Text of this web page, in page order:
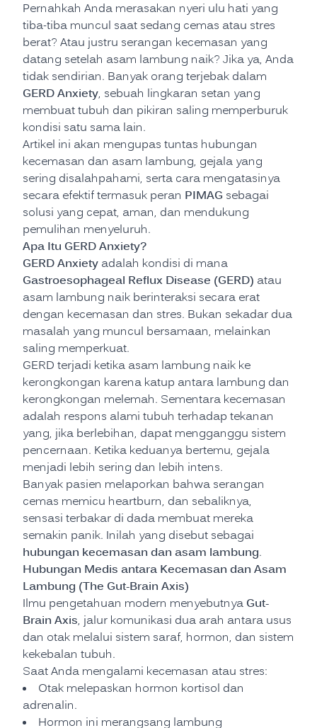
Pernahkah Anda merasakan nyeri ulu hati yang
tiba-tiba muncul saat sedang cemas atau stres
berat? Atau justru serangan kecemasan yang
datang setelah asam lambung naik? Jika ya, Anda
tidak sendirian. Banyak orang terjebak dalam
GERD Anxiety, sebuah lingkaran setan yang
membuat tubuh dan pikiran saling memperburuk
kondisi satu sama lain.
Artikel ini akan mengupas tuntas hubungan
kecemasan dan asam lambung, gejala yang
sering disalahpahami, serta cara mengatasinya
secara efektif termasuk peran PIMAG sebagai
solusi yang cepat, aman, dan mendukung
pemulihan menyeluruh.
Apa Itu GERD Anxiety?
GERD Anxiety adalah kondisi di mana
Gastroesophageal Reflux Disease (GERD) atau
asam lambung naik berinteraksi secara erat
dengan kecemasan dan stres. Bukan sekadar dua
masalah yang muncul bersamaan, melainkan
saling memperkuat.
GERD terjadi ketika asam lambung naik ke
kerongkongan karena katup antara lambung dan
kerongkongan melemah. Sementara kecemasan
adalah respons alami tubuh terhadap tekanan
yang, jika berlebihan, dapat mengganggu sistem
pencernaan. Ketika keduanya bertemu, gejala
menjadi lebih sering dan lebih intens.
Banyak pasien melaporkan bahwa serangan
cemas memicu heartburn, dan sebaliknya,
sensasi terbakar di dada membuat mereka
semakin panik. Inilah yang disebut sebagai
hubungan kecemasan dan asam lambung.
Hubungan Medis antara Kecemasan dan Asam
Lambung (The Gut-Brain Axis)
Ilmu pengetahuan modern menyebutnya Gut-
Brain Axis, jalur komunikasi dua arah antara usus
dan otak melalui sistem saraf, hormon, dan sistem
kekebalan tubuh.
Saat Anda mengalami kecemasan atau stres:
Otak melepaskan hormon kortisol dan
adrenalin.
Hormon ini merangsang lambung